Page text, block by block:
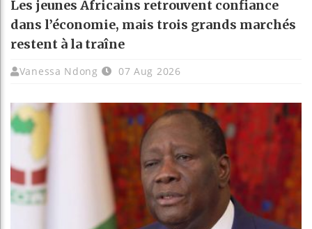
Les jeunes Africains retrouvent confiance
dans l’économie, mais trois grands marchés
restent à la traîne
Vanessa Ndong 07 Aug 2026